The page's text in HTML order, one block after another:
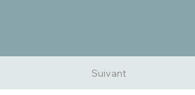
Suivant